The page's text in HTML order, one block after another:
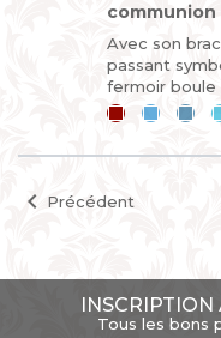
communion
(18 carats)
Avec son
passant
fermoir boule
LOVELY
CeriseBleu
 Précédent
Tous les bons